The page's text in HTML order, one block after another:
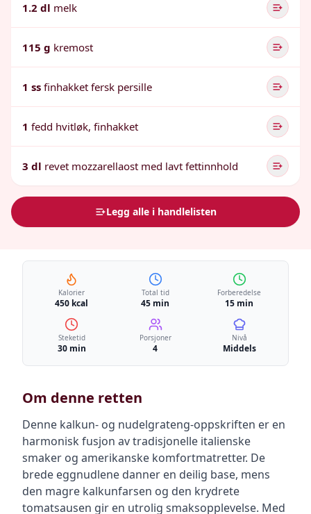
1.2 dl melk
115 g kremost
1 ss finhakket fersk persille
1 fedd hvitløk, finhakket
3 dl revet mozzarellaost med lavt fettinnhold
Legg alle i handlelisten
Kalorier
450 kcal
Total tid
45 min
Forberedelse
15 min
Steketid
30 min
Porsjoner
4
Nivå
Middels
Om denne retten
Denne kalkun- og nudelgrateng-oppskriften er en
harmonisk fusjon av tradisjonelle italienske
smaker og amerikanske komfortmatretter. De
brede eggnudlene danner en deilig base, mens
den magre kalkunfarsen og den krydrete
tomatsausen gir en utrolig smaksopplevelse. Med